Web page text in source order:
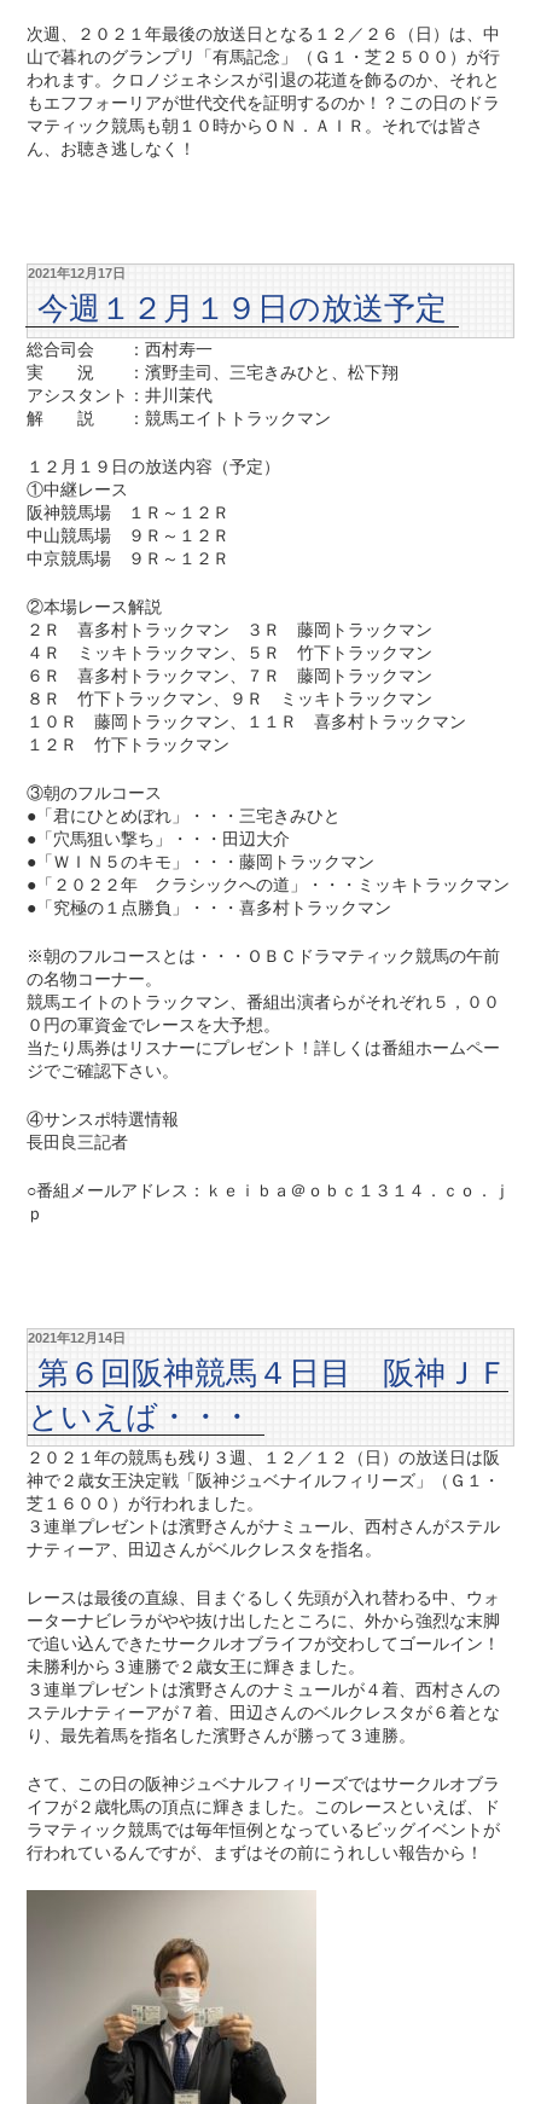
次週、２０２１年最後の放送日となる１２／２６（日）は、中
山で暮れのグランプリ「有馬記念」（Ｇ１・芝２５００）が行
われます。クロノジェネシスが引退の花道を飾るのか、それと
もエフフォーリアが世代交代を証明するのか！？この日のドラ
マティック競馬も朝１０時からＯＮ．ＡＩＲ。それでは皆さ
ん、お聴き逃しなく！
2021年12月17日
今週１２月１９日の放送予定
総合司会 ：西村寿一
実 況 ：濱野圭司、三宅きみひと、松下翔
アシスタント：井川茉代
解 説 ：競馬エイトトラックマン
１２月１９日の放送内容（予定）
①中継レース
阪神競馬場 １Ｒ～１２Ｒ
中山競馬場 ９Ｒ～１２Ｒ
中京競馬場 ９Ｒ～１２Ｒ
②本場レース解説
２Ｒ 喜多村トラックマン ３Ｒ 藤岡トラックマン
４Ｒ ミッキトラックマン、５Ｒ 竹下トラックマン
６Ｒ 喜多村トラックマン、７Ｒ 藤岡トラックマン
８Ｒ 竹下トラックマン、９Ｒ ミッキトラックマン
１０Ｒ 藤岡トラックマン、１１Ｒ 喜多村トラックマン
１２Ｒ 竹下トラックマン
③朝のフルコース
●「君にひとめぼれ」・・・三宅きみひと
●「穴馬狙い撃ち」・・・田辺大介
●「ＷＩＮ５のキモ」・・・藤岡トラックマン
●「２０２２年 クラシックへの道」・・・ミッキトラックマン
●「究極の１点勝負」・・・喜多村トラックマン
※朝のフルコースとは・・・ＯＢＣドラマティック競馬の午前
の名物コーナー。
競馬エイトのトラックマン、番組出演者らがそれぞれ５，００
０円の軍資金でレースを大予想。
当たり馬券はリスナーにプレゼント！詳しくは番組ホームペー
ジでご確認下さい。
④サンスポ特選情報
長田良三記者
○番組メールアドレス：ｋｅｉｂａ＠ｏｂｃ１３１４．ｃｏ．ｊ
ｐ
2021年12月14日
第６回阪神競馬４日目 阪神ＪＦ
といえば・・・
２０２１年の競馬も残り３週、１２／１２（日）の放送日は阪
神で２歳女王決定戦「阪神ジュベナイルフィリーズ」（Ｇ１・
芝１６００）が行われました。
３連単プレゼントは濱野さんがナミュール、西村さんがステル
ナティーア、田辺さんがベルクレスタを指名。
レースは最後の直線、目まぐるしく先頭が入れ替わる中、ウォ
ーターナビレラがやや抜け出したところに、外から強烈な末脚
で追い込んできたサークルオブライフが交わしてゴールイン！
未勝利から３連勝で２歳女王に輝きました。
３連単プレゼントは濱野さんのナミュールが４着、西村さんの
ステルナティーアが７着、田辺さんのベルクレスタが６着とな
り、最先着馬を指名した濱野さんが勝って３連勝。
さて、この日の阪神ジュベナルフィリーズではサークルオブラ
イフが２歳牝馬の頂点に輝きました。このレースといえば、ド
ラマティック競馬では毎年恒例となっているビッグイベントが
行われているんですが、まずはその前にうれしい報告から！